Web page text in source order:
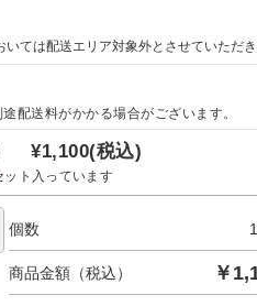
ては配送エリア対象外とさせていただき
配送料がかかる場合がございます。
）¥1,100(税込)
ット入っています
個数
商品金額（税込） ￥